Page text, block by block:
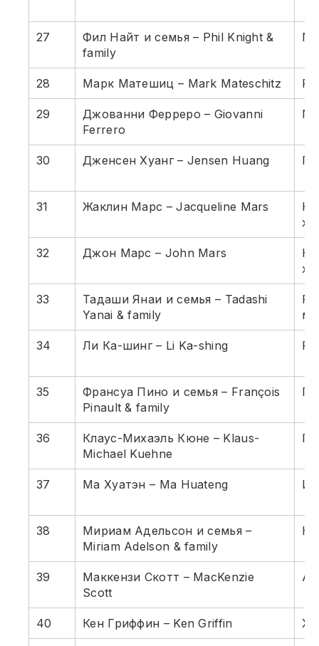
27
Фил Найт и семья – Phil Knight &
family
28 Марк Матешиц – Mark Mateschitz
29
Джованни Ферреро – Giovanni
Ferrero
30 Дженсен Хуанг – Jensen Huang
31 Жаклин Марс – Jacqueline Mars
32 Джон Марс – John Mars
33
Тадаши Янаи и семья – Tadashi
Yanai & family
34 Ли Ка-шинг – Li Ka-shing
35
Франсуа Пино и семья – François
Pinault & family
36
Клаус-Михаэль Кюне – Klaus-
Michael Kuehne
37 Ма Хуатэн – Ma Huateng
38
Мириам Адельсон и семья –
Miriam Adelson & family
39
Маккензи Скотт – MacKenzie
Scott
40 Кен Гриффин – Ken Griffin